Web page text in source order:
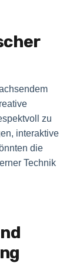
zu
interaktive
die
Technik